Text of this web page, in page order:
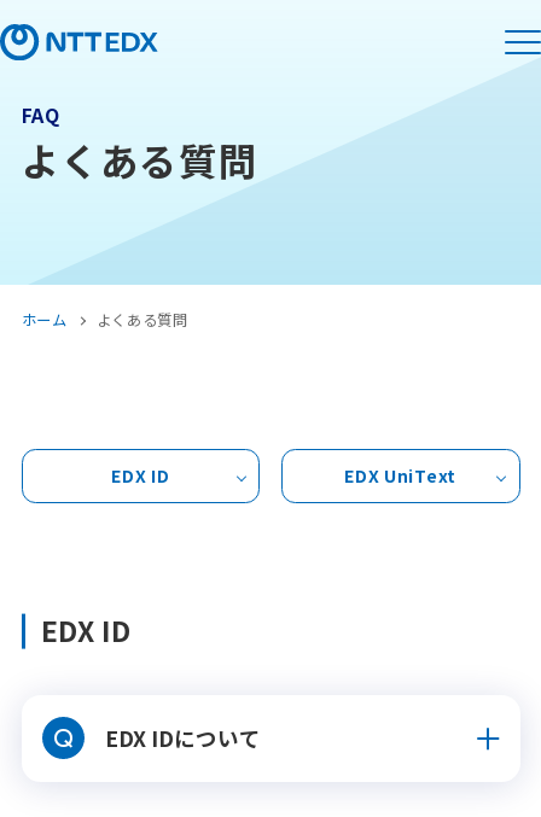
FAQ
よくある質問
ホーム よくある質問
EDX ID EDX UniText
EDX ID
EDX IDについて